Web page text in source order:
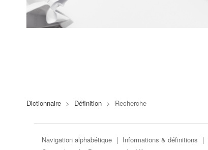
Dictionnaire > Définition > Recherche
Navigation alphabétique | Informations & définitions |